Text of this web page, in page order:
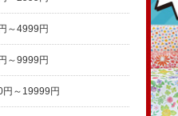
～4999円
～9999円
円～19999円